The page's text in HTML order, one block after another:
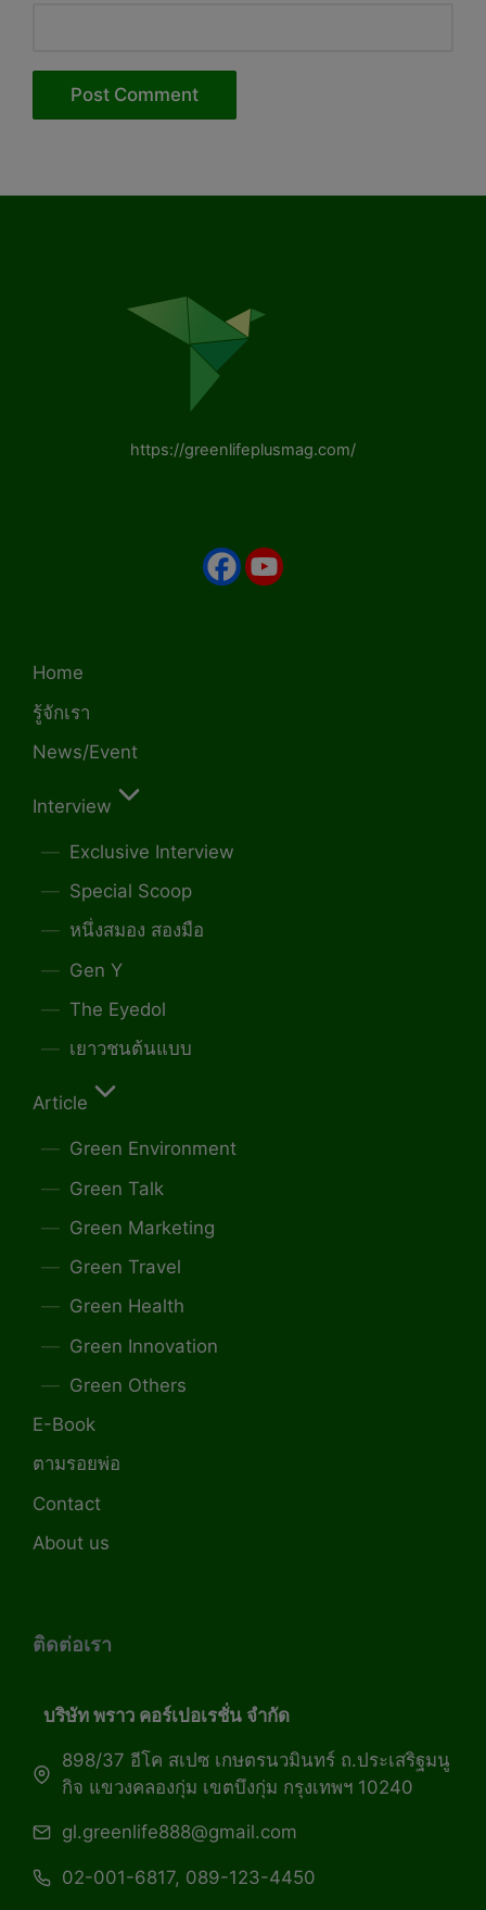
https://greenlifeplusmag.com/
Home
รู้จักเรา
News/Event
Interview
Exclusive Interview
Special Scoop
หนึ่งสมอง สองมือ
Gen Y
The Eyedol
เยาวชนต้นแบบ
Article
Green Environment
Green Talk
Green Marketing
Green Travel
Green Health
Green Innovation
Green Others
E-Book
ตามรอยพ่อ
Contact
About us
ติดต่อเรา
บริษัท พราว คอร์เปอเรชั่น จำกัด
898/37 อีโค สเปซ เกษตรนวมินทร์ ถ.ประเสริฐมนู
กิจ แขวงคลองกุ่ม เขตบึงกุ่ม กรุงเทพฯ 10240
gl.greenlife888@gmail.com
02-001-6817, 089-123-4450